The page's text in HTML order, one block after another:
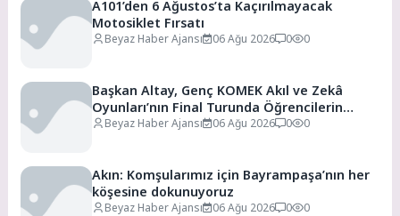
A101’den 6 Ağustos’ta Kaçırılmayacak
Motosiklet Fırsatı
Beyaz Haber Ajansı 06 Ağu 2026 0 0
Başkan Altay, Genç KOMEK Akıl ve Zekâ
Oyunları’nın Final Turunda Öğrencilerin
Heyecanını Paylaştı
Beyaz Haber Ajansı 06 Ağu 2026 0 0
Akın: Komşularımız için Bayrampaşa’nın her
köşesine dokunuyoruz
Beyaz Haber Ajansı 06 Ağu 2026 0 0